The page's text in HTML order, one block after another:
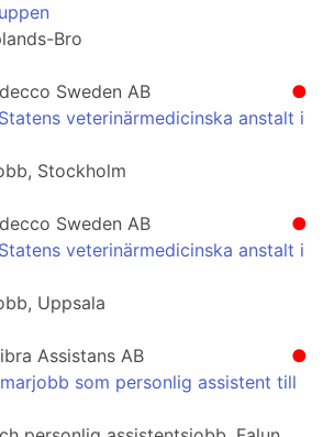
Bro
●
Sweden AB
veterinärmedicinska anstalt i
Stockholm
●
Sweden AB
veterinärmedicinska anstalt i
Uppsala
●
Assistans AB
som personlig assistent till